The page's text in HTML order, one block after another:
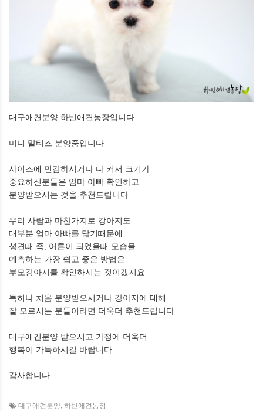
대구애견분양 하빈애견농장입니다
미니 말티즈 분양중입니다
사이즈에 민감하시거나 다 커서 크기가
중요하신분들은 엄마 아빠 확인하고
분양받으시는 것을 추천드립니다
우리 사람과 마찬가지로 강아지도
대부분 엄마 아빠를 닮기때문에
성견때 즉, 어른이 되었을때 모습을
예측하는 가장 쉽고 좋은 방법은
부모강아지를 확인하시는 것이겠지요
특히나 처음 분양받으시거나 강아지에 대해
잘 모르시는 분들이라면 더욱더 추천드립니다
대구애견분양 받으시고 가정에 더욱더
행복이 가득하시길 바랍니다
감사합니다.
대구애견분양, 하빈애견농장